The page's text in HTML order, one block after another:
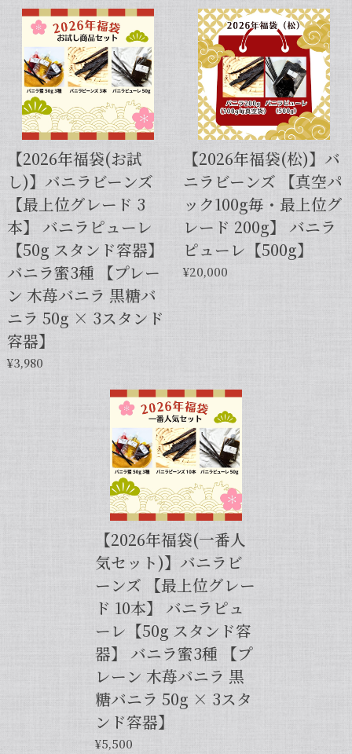
セット タヒチ種 + ブルボン種 10本 サイズだけ訳あり バニラビーンズ VANILLA VILLAGE
2026/01/28
【スタンドパック※通常サイズ】完全無添加・天然バニラ蜜_送料無料（200g）/バニラシロップ/シロップ/バニラビーンズ/製菓材料/バニラペースト/バニラエッセンス/ギフト
2025/05/31
【本数多いほど1本価格がお得！】【サイズだけ訳ありグレード 12cm・バニラビーンズ・5本】
2025/01/05
発送が早くて助かりました。 バニラの香りも良かっ
たので、次回の発注します。
この度は当店をご利用いただきまして、
誠にありがとうございます！こちらこそ
るブルボン種バニラもお試しくださいま
せ。今後とも当店を何卒よろしくお願い
申し上げます。
2024/06/14
プリンをよく作るので購入しました。 今までは安価
なバニラエッセンスを仕方なく使っていました。 バ
ニラビーンズは手間がかかるし、バニラペーストは添
加物入っているし… 色々調べているうちに、無添加
のこちらの商品に辿り着きました。 やはり本物は違
いますね！ プリンだけでなくクッキーやマフィン等
にも使って楽しんでます♪
この度は当店をご利用いただきまして、
誠にありがとうございます！完全無添
加・バニラピューレを気に入ってくださ
り、大変嬉しく思います。こちらの商品
【2026年福袋(お試
し)】バニラビーンズ
【最上位グレード 3
本】 バニラピューレ
【50g スタンド容器】
バニラ蜜3種 【プレー
ン 木苺バニラ 黒糖バ
ニラ 50g × 3スタンド
容器】
¥3,980
【2026年福袋(松)】バ
ニラビーンズ 【真空パ
ック100g毎・最上位グ
レード 200g】 バニラ
ピューレ【500g】
¥20,000
【2026年福袋(一番人
気セット)】バニラビ
ーンズ 【最上位グレー
ド 10本】 バニラピュ
ーレ【50g スタンド容
器】 バニラ蜜3種 【プ
レーン 木苺バニラ 黒
糖バニラ 50g × 3スタ
ンド容器】
¥5,500